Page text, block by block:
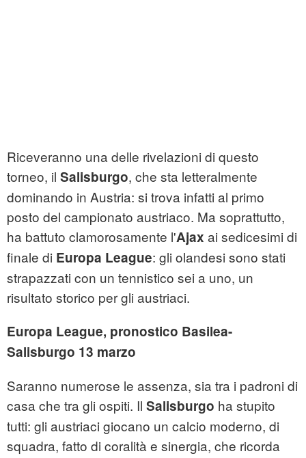
Riceveranno una delle rivelazioni di questo
torneo, il Salisburgo, che sta letteralmente
dominando in Austria: si trova infatti al primo
posto del campionato austriaco. Ma soprattutto,
ha battuto clamorosamente l'Ajax ai sedicesimi di
finale di Europa League: gli olandesi sono stati
strapazzati con un tennistico sei a uno, un
risultato storico per gli austriaci.
Europa League, pronostico Basilea-
Salisburgo 13 marzo
Saranno numerose le assenza, sia tra i padroni di
casa che tra gli ospiti. Il Salisburgo ha stupito
tutti: gli austriaci giocano un calcio moderno, di
squadra, fatto di coralità e sinergia, che ricorda